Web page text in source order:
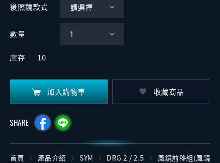
後照鏡款式
數量
庫存 10
加入購物車 收藏商品
SHARE
首頁 產品介紹 SYM DRG 2 / 2.5
風鏡前移組(風鏡